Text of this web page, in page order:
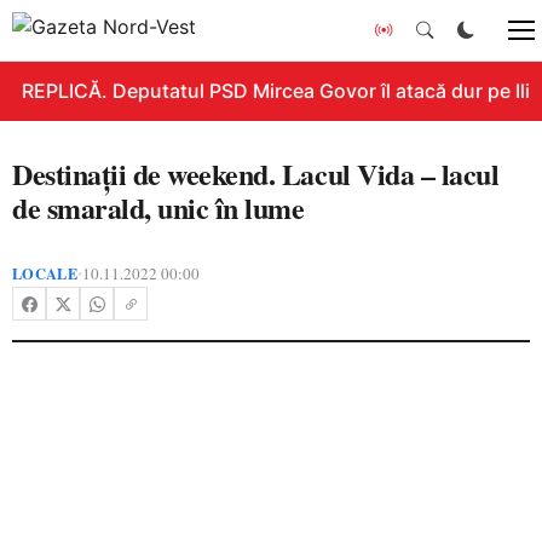
REPLICĂ. Deputatul PSD Mircea Govor îl atacă dur pe
Destinații de weekend. Lacul Vida – lacul
de smarald, unic în lume
LOCALE•10.11.2022 00:00